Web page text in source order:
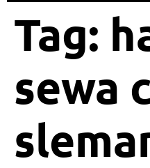
Tag:
sewa